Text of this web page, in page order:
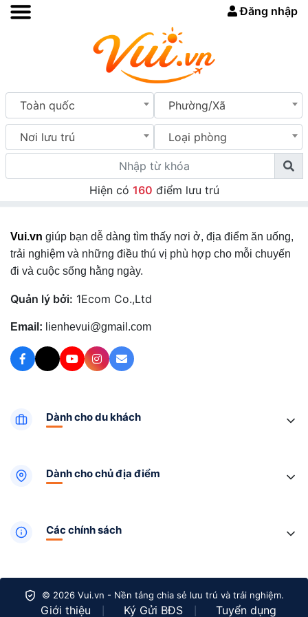
Đăng nhập
Toàn quốc Phường/Xã
Nơi lưu trú Loại phòng
Hiện có 160 điểm lưu trú
Vui.vn giúp bạn dễ dàng tìm thấy nơi ở, địa điểm ăn uống,
trải nghiệm và những điều thú vị phù hợp cho mỗi chuyến
đi và cuộc sống hằng ngày.
Quản lý bởi: 1Ecom Co.,Ltd
Email: lienhevui@gmail.com
Dành cho du khách
Dành cho chủ địa điểm
Các chính sách
© 2026 Vui.vn - Nền tảng chia sẻ lưu trú và trải nghiệm.
Giới thiệu Ký Gửi BĐS Tuyển dụng